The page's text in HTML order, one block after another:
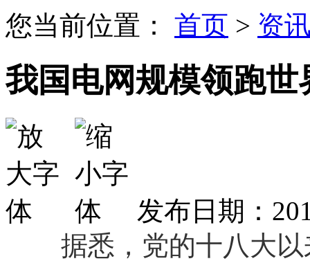
您当前位置： 首页 > 资
我国电网规模领跑世
发布日期：
据悉，党的十八大